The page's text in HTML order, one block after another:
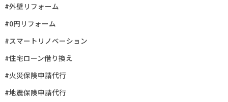
#外壁リフォーム
#0円リフォーム
#スマートリノベーション
#住宅ローン借り換え
#火災保険申請代行
#地震保険申請代行